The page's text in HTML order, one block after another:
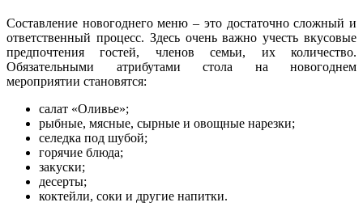
Составление новогоднего меню – это достаточно сложный и
ответственный процесс. Здесь очень важно учесть вкусовые
предпочтения гостей, членов семьи, их количество.
Обязательными атрибутами стола на новогоднем
мероприятии становятся:
салат «Оливье»;
рыбные, мясные, сырные и овощные нарезки;
селедка под шубой;
горячие блюда;
закуски;
десерты;
коктейли, соки и другие напитки.